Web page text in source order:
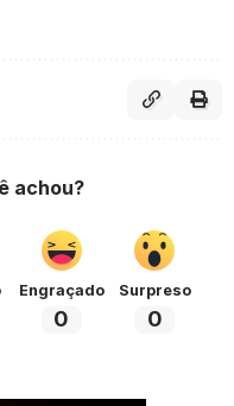
achou?
Engraçado
0
Surpreso
0